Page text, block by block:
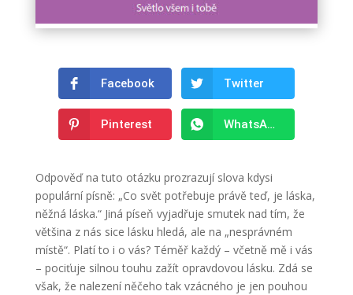
Facebook Twitter
Pinterest WhatsApp
Odpověď na tuto otázku prozrazují slova kdysi
populární písně: „Co svět potřebuje právě teď, je láska,
něžná láska.“ Jiná píseň vyjadřuje smutek nad tím, že
většina z nás sice lásku hledá, ale na „nesprávném
místě“. Platí to i o vás? Téměř každý – včetně mě i vás
– pociťuje silnou touhu zažít opravdovou lásku. Zdá se
však, že nalezení něčeho tak vzácného je jen pouhou